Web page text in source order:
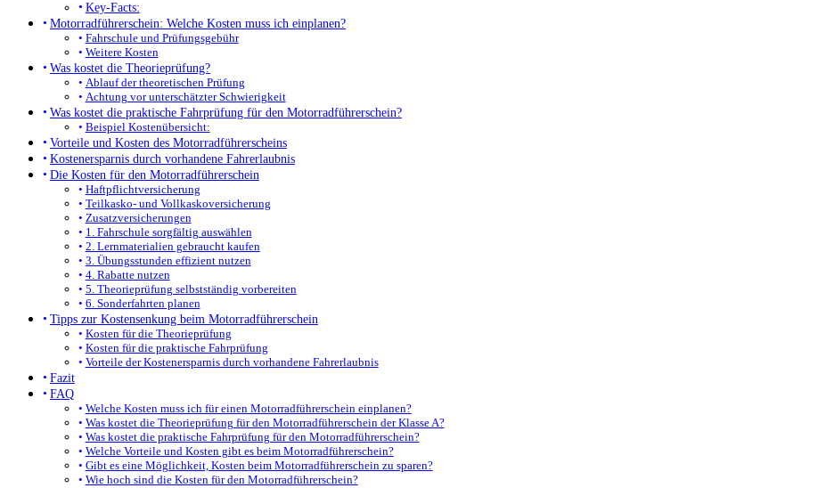
Key-Facts:
Motorradführerschein: Welche Kosten muss ich einplanen?
Fahrschule und Prüfungsgebühr
Weitere Kosten
Was kostet die Theorieprüfung?
Ablauf der theoretischen Prüfung
Achtung vor unterschätzter Schwierigkeit
Was kostet die praktische Fahrprüfung für den Motorradführerschein?
Beispiel Kostenübersicht:
Vorteile und Kosten des Motorradführerscheins
Kostenersparnis durch vorhandene Fahrerlaubnis
Die Kosten für den Motorradführerschein
Haftpflichtversicherung
Teilkasko- und Vollkaskoversicherung
Zusatzversicherungen
1. Fahrschule sorgfältig auswählen
2. Lernmaterialien gebraucht kaufen
3. Übungsstunden effizient nutzen
4. Rabatte nutzen
5. Theorieprüfung selbstständig vorbereiten
6. Sonderfahrten planen
Tipps zur Kostensenkung beim Motorradführerschein
Kosten für die Theorieprüfung
Kosten für die praktische Fahrprüfung
Vorteile der Kostenersparnis durch vorhandene Fahrerlaubnis
Fazit
FAQ
Welche Kosten muss ich für einen Motorradführerschein einplanen?
Was kostet die Theorieprüfung für den Motorradführerschein der Klasse A?
Was kostet die praktische Fahrprüfung für den Motorradführerschein?
Welche Vorteile und Kosten gibt es beim Motorradführerschein?
Gibt es eine Möglichkeit, Kosten beim Motorradführerschein zu sparen?
Wie hoch sind die Kosten für den Motorradführerschein?